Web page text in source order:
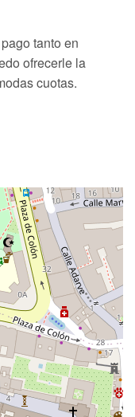
tanto en
ofrecerle la
cuotas.